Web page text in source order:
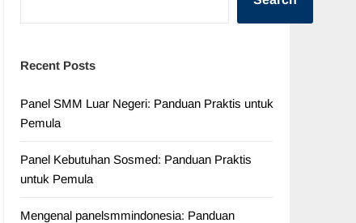
Recent Posts
Panel SMM Luar Negeri: Panduan Praktis untuk
Pemula
Panel Kebutuhan Sosmed: Panduan Praktis
untuk Pemula
Mengenal panelsmmindonesia: Panduan